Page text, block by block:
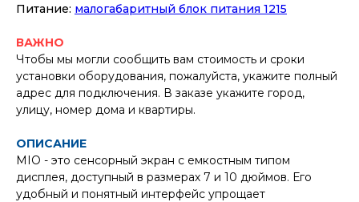
Питание: малогабаритный блок питания 1215
ВАЖНО
Чтобы мы могли сообщить вам стоимость и сроки
установки оборудования, пожалуйста, укажите полный
адрес для подключения. В заказе укажите город,
улицу, номер дома и квартиры.
ОПИСАНИЕ
MIO - это сенсорный экран с емкостным типом
дисплея, доступный в размерах 7 и 10 дюймов. Его
удобный и понятный интерфейс упрощает